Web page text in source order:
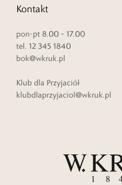
Kontakt
pon-pt 8.00 – 17.00
tel. 12 345 1840
bok@wkruk.pl
Klub dla Przyjaciół
klubdlaprzyjaciol@wkruk.pl